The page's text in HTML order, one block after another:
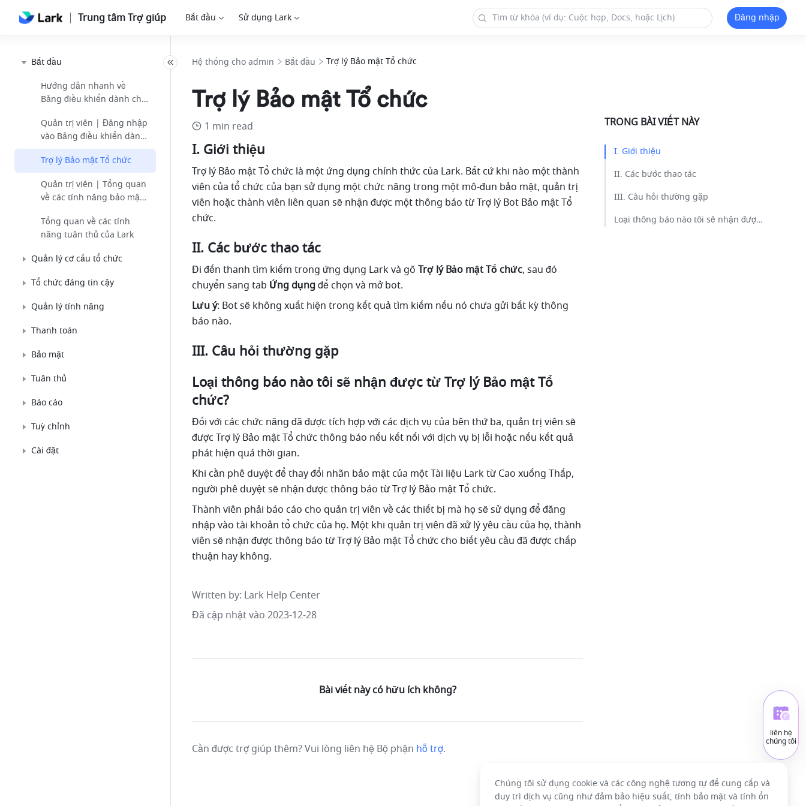
Trung tâm Trợ giúp Bắt đầu Sử dụng Lark Đăng nhập
Bắt đầu
Hướng dẫn nhanh về
Bảng điều khiển dành cho
Quản trị viên | Đăng nhập
vào Bảng điều khiển dành
cho quản trị viên Lark
Trợ lý Bảo mật Tổ chức
Quản trị viên | Tổng quan
về các tính năng bảo mật
Tổng quan về các tính
năng tuân thủ của Lark
Quản lý cơ cấu tổ chức
Tổ chức đáng tin cậy
Quản lý tính năng
Thanh toán
Bảo mật
Tuân thủ
Báo cáo
Tuỳ chỉnh
Cài đặt
Hệ thống cho admin Bắt đầu Trợ lý Bảo mật Tổ chức
Trợ lý Bảo mật Tổ chức
1 min read
I. Giới thiệu
Trợ lý Bảo mật Tổ chức là một ứng dụng chính thức của Lark. Bất cứ khi nào một thành
viên của tổ chức của bạn sử dụng một chức năng trong một mô-đun bảo mật, quản trị
viên hoặc thành viên liên quan sẽ nhận được một thông báo từ Trợ lý Bot Bảo mật Tổ
chức.
II. Các bước thao tác
Đi đến thanh tìm kiếm trong ứng dụng Lark và gõ Trợ lý Bảo mật Tổ chức, sau đó
chuyển sang tab Ứng dụng để chọn và mở bot.
Lưu ý: Bot sẽ không xuất hiện trong kết quả tìm kiếm nếu nó chưa gửi bất kỳ thông
báo nào.
III. Câu hỏi thường gặp
Loại thông báo nào tôi sẽ nhận được từ Trợ lý Bảo mật Tổ
chức?
Đối với các chức năng đã được tích hợp với các dịch vụ của bên thứ ba, quản trị viên sẽ
được Trợ lý Bảo mật Tổ chức thông báo nếu kết nối với dịch vụ bị lỗi hoặc nếu kết quả
phát hiện quá thời gian.
Khi cần phê duyệt để thay đổi nhãn bảo mật của một Tài liệu Lark từ Cao xuống Thấp,
người phê duyệt sẽ nhận được thông báo từ Trợ lý Bảo mật Tổ chức.
Thành viên phải báo cáo cho quản trị viên về các thiết bị mà họ sẽ sử dụng để đăng
nhập vào tài khoản tổ chức của họ. Một khi quản trị viên đã xử lý yêu cầu của họ, thành
viên sẽ nhận được thông báo từ Trợ lý Bảo mật Tổ chức cho biết yêu cầu đã được chấp
thuận hay không.
Written by: Lark Help Center
Đã cập nhật vào 2023-12-28
Bài viết này có hữu ích không?
Cần được trợ giúp thêm? Vui lòng liên hệ Bộ phận hỗ trợ.
TRONG BÀI VIẾT NÀY
I. Giới thiệu​
II. Các bước thao tác​
III. Câu hỏi thường gặp​
Loại thông báo nào tôi sẽ nhận được từ Trợ lý Bảo mật Tổ chức?​
liên hệ
chúng tôi
Chúng tôi sử dụng cookie và các công nghệ tương tự để cung cấp và
duy trì dịch vụ cũng như đảm bảo hiệu suất, tính bảo mật và tính ổn